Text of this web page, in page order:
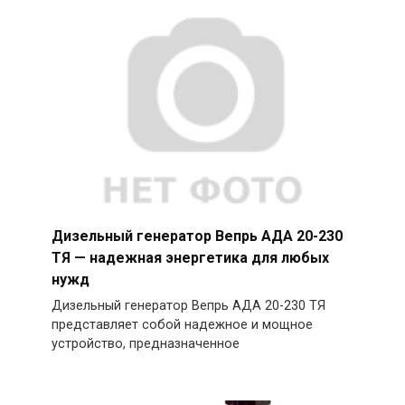
Дизельный генератор Вепрь АДА 20-230
ТЯ — надежная энергетика для любых
нужд
Дизельный генератор Вепрь АДА 20-230 ТЯ
представляет собой надежное и мощное
устройство, предназначенное